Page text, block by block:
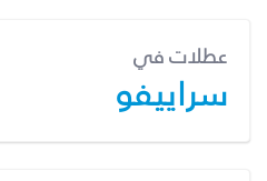
عطلات في
سراييفو